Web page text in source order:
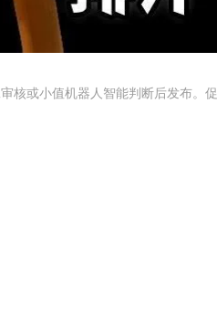
核或小值机器人智能判断后发布。促